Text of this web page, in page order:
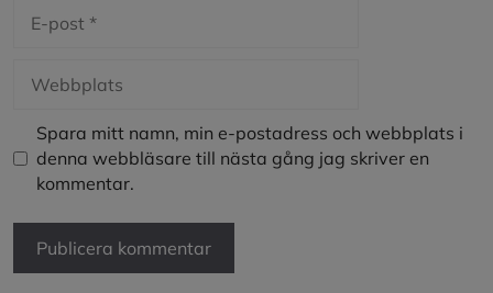
post
Spara mitt namn, min e-postadress och webbplats i
denna webbläsare till nästa gång jag skriver en
kommentar.